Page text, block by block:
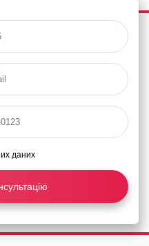
даних